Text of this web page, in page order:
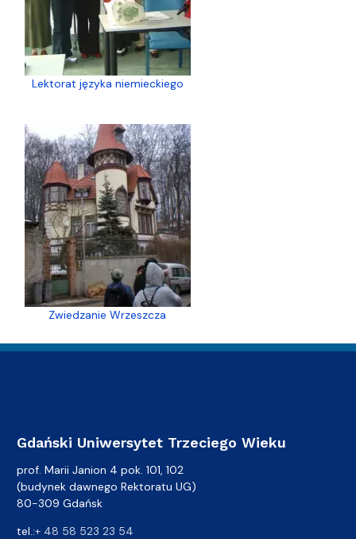
Lektorat języka niemieckiego
Zwiedzanie Wrzeszcza
Gdański Uniwersytet Trzeciego Wieku
prof. Marii Janion 4 pok. 101, 102
(budynek dawnego Rektoratu UG)
80-309 Gdańsk
tel.:+ 48 58 523 23 54